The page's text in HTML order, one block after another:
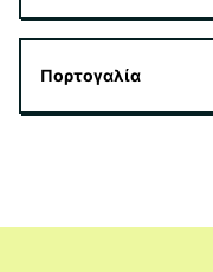
Πορτογαλία